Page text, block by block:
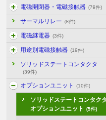
電磁開閉器・電磁接触器 (79件)
サーマルリレー (8件)
電磁継電器 (3件)
用途別電磁接触器 (19件)
ソリッドステートコンタクタ
(39件)
オプションユニット (10件)
ソリッドステートコンタク
オプションユニット
(5件)